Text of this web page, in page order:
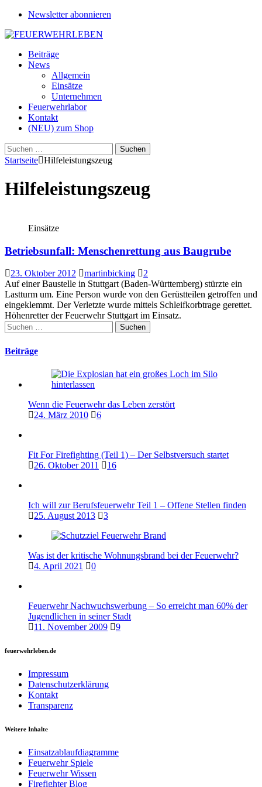
Newsletter abonnieren
Beiträge
News
Allgemein
Einsätze
Unternehmen
Feuerwehrlabor
Kontakt
(NEU) zum Shop
Suchen
nach:
Startseite Hilfeleistungszeug
Hilfeleistungszeug
Einsätze
Betriebsunfall: Menschenrettung aus Baugrube
23. Oktober 2012 martinbicking
2
Auf einer Baustelle in Stuttgart (Baden-Württemberg) stürzte ein
Lastturm um. Eine Person wurde von den Gerüstteilen getroffen und
eingeklemmt. Der Verletzte wurde mittels Schleifkorbtrage gerettet.
Höhenretter der Feuerwehr Stuttgart im Einsatz.
Suchen
nach:
Beiträge
Wenn die Feuerwehr das Leben zerstört
24. März 2010
6
Fit For Firefighting (Teil 1) – Der Selbstversuch startet
26. Oktober 2011
16
Ich will zur Berufsfeuerwehr Teil 1 – Offene Stellen finden
25. August 2013
3
Was ist der kritische Wohnungsbrand bei der Feuerwehr?
4. April 2021
0
Feuerwehr Nachwuchswerbung – So erreicht man 60% der
Jugendlichen in seiner Stadt
11. November 2009
9
feuerwehrleben.de
Impressum
Datenschutzerklärung
Kontakt
Transparenz
Weitere Inhalte
Einsatzablaufdiagramme
Feuerwehr Spiele
Feuerwehr Wissen
Firefighter Blog